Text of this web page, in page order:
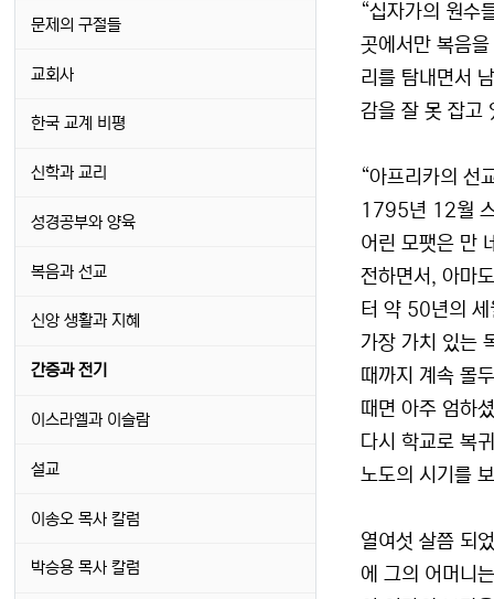
“십자가의 원수
곳에서만 복음
리를 탐내면서
감을 잘 못 잡고
“아프리카의
1795년 12월 스
어린 모팻은 만
전하면서, 아마
터 약 50년의 세
가장 가치 있는
때까지 계속 몰
때면 아주 엄하
다시 학교로 복
노도의 시기를
열여섯 살쯤 되
에 그의 어머니
문제의 구절들
교회사
한국 교계 비평
신학과 교리
성경공부와 양육
복음과 선교
신앙 생활과 지혜
간증과 전기
이스라엘과 이슬람
설교
이송오 목사 칼럼
박승용 목사 칼럼